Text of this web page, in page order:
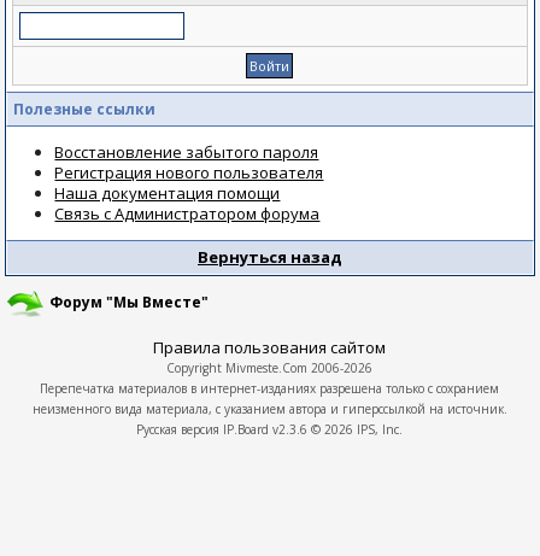
Полезные ссылки
Восстановление забытого пароля
Регистрация нового пользователя
Наша документация помощи
Связь с Администратором форума
Вернуться назад
Форум "Мы Вместе"
Правила пользования сайтом
Copyright Mivmeste.Com 2006-2026
Перепечатка материалов в интернет-изданиях разрешена только с сохранием
неизменного вида материала, с указанием автора и гиперссылкой на источник.
Русская версия IP.Board v2.3.6 © 2026 IPS, Inc.